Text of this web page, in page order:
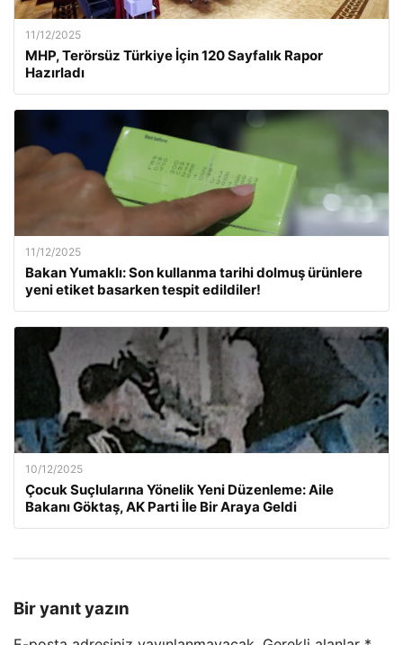
11/12/2025
MHP, Terörsüz Türkiye İçin 120 Sayfalık Rapor
Hazırladı
11/12/2025
Bakan Yumaklı: Son kullanma tarihi dolmuş ürünlere
yeni etiket basarken tespit edildiler!
10/12/2025
Çocuk Suçlularına Yönelik Yeni Düzenleme: Aile
Bakanı Göktaş, AK Parti İle Bir Araya Geldi
Bir yanıt yazın